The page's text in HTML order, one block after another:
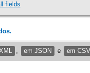
fields
em JSON e em CSV